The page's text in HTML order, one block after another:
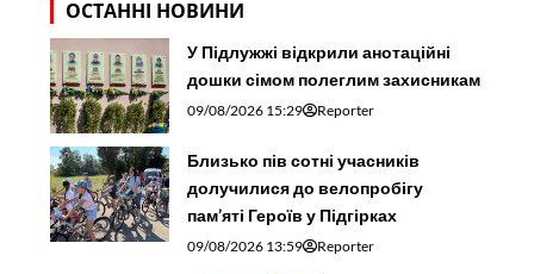
ОСТАННІ НОВИНИ
У Підлужжі відкрили анотаційні
дошки сімом полеглим захисникам
09/08/2026 15:29 Reporter
Близько пів сотні учасників
долучилися до велопробігу
пам’яті Героїв у Підгірках
09/08/2026 13:59 Reporter